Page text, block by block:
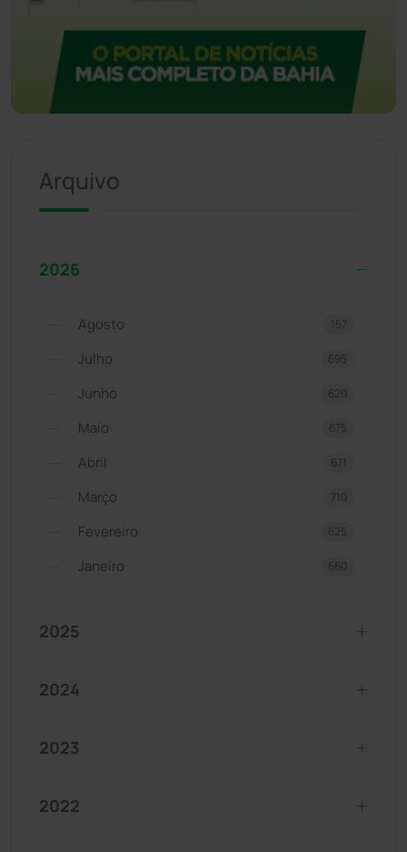
Arquivo
2026
Agosto 157
Julho 695
Junho 620
Maio 675
Abril 671
Março 710
Fevereiro 625
Janeiro 660
2025
2024
2023
2022